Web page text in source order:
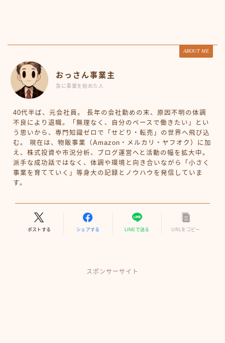
ABOUT ME
おっさん事業主
急に事業を始めた人
40代半ば、元会社員。 長年の会社勤めの末、原因不明の体調
不良により退職。「無理なく、自分のペースで働きたい」とい
う思いから、専門知識ゼロで「せどり・転売」の世界へ飛び込
む。 現在は、物販事業（Amazon・メルカリ・ヤフオク）に加
え、株式投資や市況分析、ブログ運営へと活動の幅を拡大中。
派手な成功話ではなく、体調や環境と向き合いながら「小さく
事業を育てていく」等身大の記録とノウハウを発信していま
す。
ポストする シェアする LINEで送る URLをコピー
スポンサーサイト